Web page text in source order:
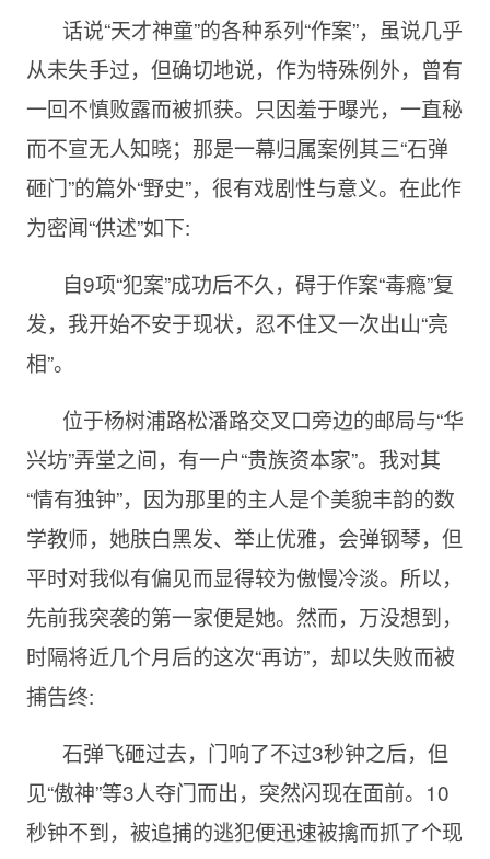
话说“天才神童”的各种系列“作案”，虽说几乎
从未失手过，但确切地说，作为特殊例外，曾有
一回不慎败露而被抓获。只因羞于曝光，一直秘
而不宣无人知晓；那是一幕归属案例其三“石弹
砸门”的篇外“野史”，很有戏剧性与意义。在此作
为密闻“供述”如下:
自9项“犯案”成功后不久，碍于作案“毒瘾”复
发，我开始不安于现状，忍不住又一次出山“亮
相”。
位于杨树浦路松潘路交叉口旁边的邮局与“华
兴坊”弄堂之间，有一户“贵族资本家”。我对其
“情有独钟”，因为那里的主人是个美貌丰韵的数
学教师，她肤白黑发、举止优雅，会弹钢琴，但
平时对我似有偏见而显得较为傲慢冷淡。所以，
先前我突袭的第一家便是她。然而，万没想到，
时隔将近几个月后的这次“再访”，却以失败而被
捕告终:
石弹飞砸过去，门响了不过3秒钟之后，但
见“傲神”等3人夺门而出，突然闪现在面前。10
秒钟不到，被追捕的逃犯便迅速被擒而抓了个现